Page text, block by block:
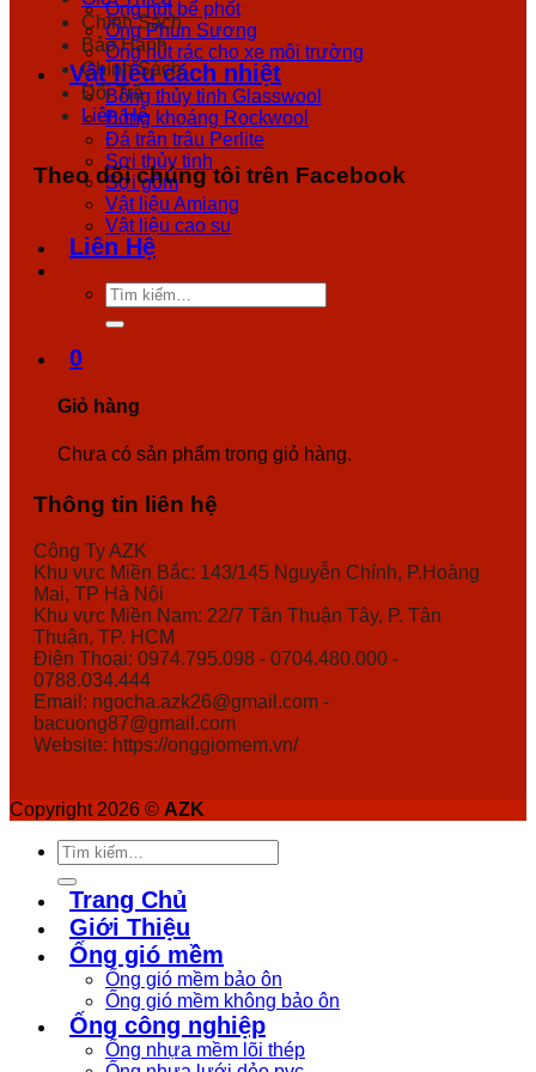
Ống hút bể phốt
Ống Phun Sương
Ống hút rác cho xe môi trường
Vật liệu cách nhiệt
Bông thủy tinh Glasswool
Bông khoáng Rockwool
Đá trân trâu Perlite
Sợi thủy tinh
Sợi gốm
Vật liệu Amiang
Vật liệu cao su
Liên Hệ
Tìm
kiếm:
0
Giỏ hàng
Chưa có sản phẩm trong giỏ hàng.
Chính Sách
Bảo Hành
Chính Sách
Đổi Trả
Liên Hệ
Theo dõi chúng tôi trên Facebook
Thông tin liên hệ
Công Ty AZK
Khu vực Miền Bắc: 143/145 Nguyễn Chính, P.Hoàng
Mai, TP Hà Nội
Khu vực Miền Nam: 22/7 Tân Thuận Tây, P. Tân
Thuận, TP. HCM
Điện Thoại: 0974.795.098 - 0704.480.000 -
0788.034.444
Email: ngocha.azk26@gmail.com -
bacuong87@gmail.com
Website: https://onggiomem.vn/
Copyright 2026 © AZK
Tìm
kiếm:
Trang Chủ
Giới Thiệu
Ống gió mềm
Ống gió mềm bảo ôn
Ống gió mềm không bảo ôn
Ống công nghiệp
Ống nhựa mềm lõi thép